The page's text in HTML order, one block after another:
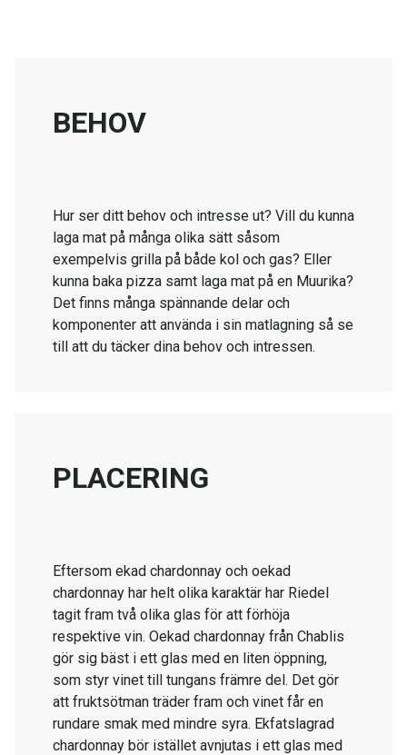
BEHOV
Hur ser ditt behov och intresse ut? Vill du kunna
laga mat på många olika sätt såsom
exempelvis grilla på både kol och gas? Eller
kunna baka pizza samt laga mat på en Muurika?
Det finns många spännande delar och
komponenter att använda i sin matlagning så se
till att du täcker dina behov och intressen.
PLACERING
Eftersom ekad chardonnay och oekad
chardonnay har helt olika karaktär har Riedel
tagit fram två olika glas för att förhöja
respektive vin. Oekad chardonnay från Chablis
gör sig bäst i ett glas med en liten öppning,
som styr vinet till tungans främre del. Det gör
att fruktsötman träder fram och vinet får en
rundare smak med mindre syra. Ekfatslagrad
chardonnay bör istället avnjutas i ett glas med